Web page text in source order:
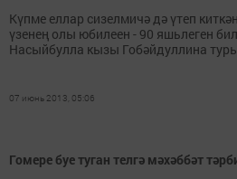
Күпме еллар сизелмичә дә үтеп
үзенең олы юбилеен - 90 яшьлеген
Насыйбулла кызы Гобәйдуллина
07 июнь 2013, 05:06
Гомере буе туган телгә мәхәббәт